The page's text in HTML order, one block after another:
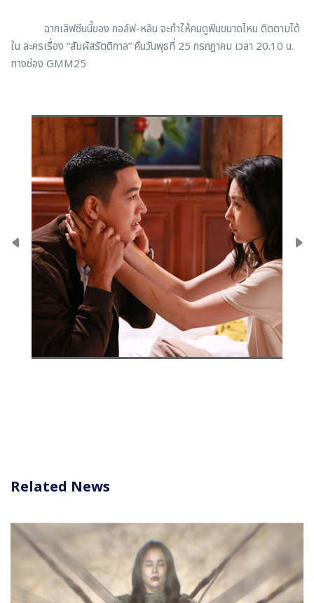
ฉากเลิฟซีนนี้ของ กอล์ฟ-หลิน จะทำให้คนดูฟินขนาดไหน ติดตามได้
ใน ละครเรื่อง “สัมผัสรัตติกาล” คืนวันพุธที่ 25 กรกฏาคม เวลา 20.10 น.
ทางช่อง GMM25
Related News